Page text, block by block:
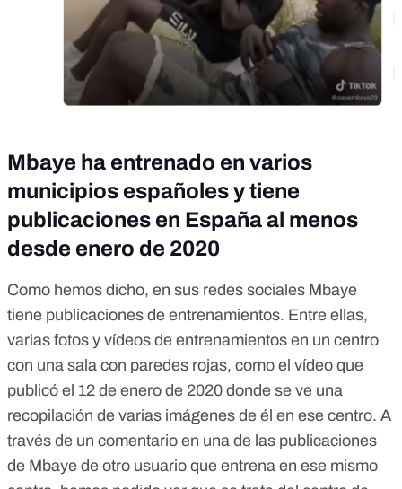
Mbaye ha entrenado en varios
municipios españoles y tiene
publicaciones en España al menos
desde enero de 2020
Como hemos dicho, en sus redes sociales Mbaye
tiene publicaciones de entrenamientos. Entre ellas,
varias fotos y vídeos de entrenamientos en un centro
con una sala con paredes rojas, como el vídeo que
publicó el 12 de enero de 2020 donde se ve una
recopilación de varias imágenes de él en ese centro. A
través de un comentario en una de las publicaciones
de Mbaye de otro usuario que entrena en ese mismo